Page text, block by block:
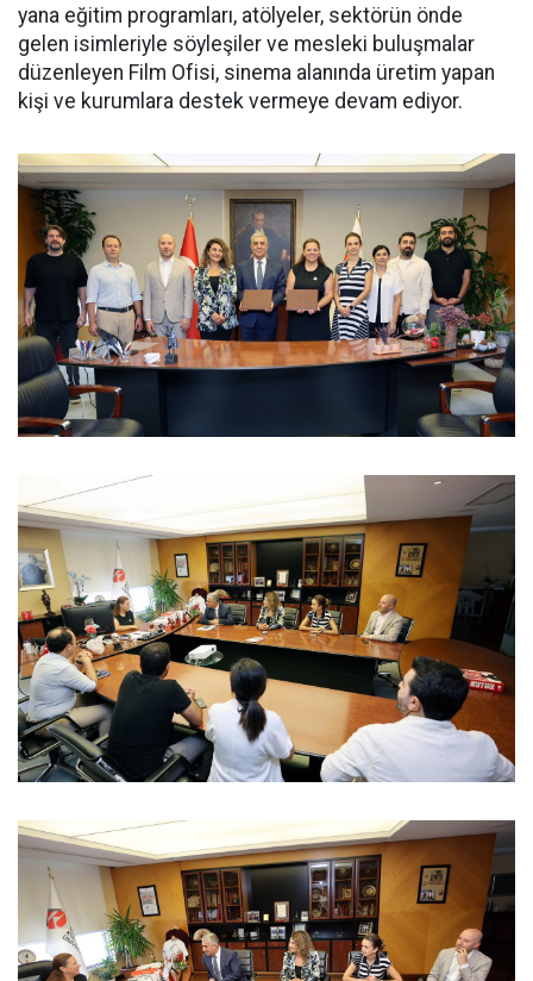
yana eğitim programları, atölyeler, sektörün önde
gelen isimleriyle söyleşiler ve mesleki buluşmalar
düzenleyen Film Ofisi, sinema alanında üretim yapan
kişi ve kurumlara destek vermeye devam ediyor.